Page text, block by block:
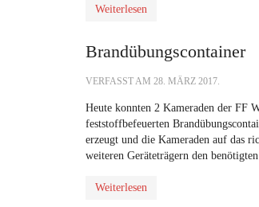
Weiterlesen
Brandübungscontainer
VERFASST AM 28. MÄRZ 2017.
Heute konnten 2 Kameraden der FF
feststoffbefeuerten
erzeugt und die Kameraden auf das
weiteren Geräteträgern den
Weiterlesen